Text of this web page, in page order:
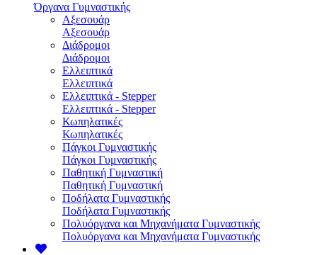
Όργανα Γυμναστικής
Αξεσουάρ
Αξεσουάρ
Διάδρομοι
Διάδρομοι
Ελλειπτικά
Ελλειπτικά
Ελλειπτικά - Stepper
Ελλειπτικά - Stepper
Κωπηλατικές
Κωπηλατικές
Πάγκοι Γυμναστικής
Πάγκοι Γυμναστικής
Παθητική Γυμναστική
Παθητική Γυμναστική
Ποδήλατα Γυμναστικής
Ποδήλατα Γυμναστικής
Πολυόργανα και Μηχανήματα Γυμναστικής
Πολυόργανα και Μηχανήματα Γυμναστικής